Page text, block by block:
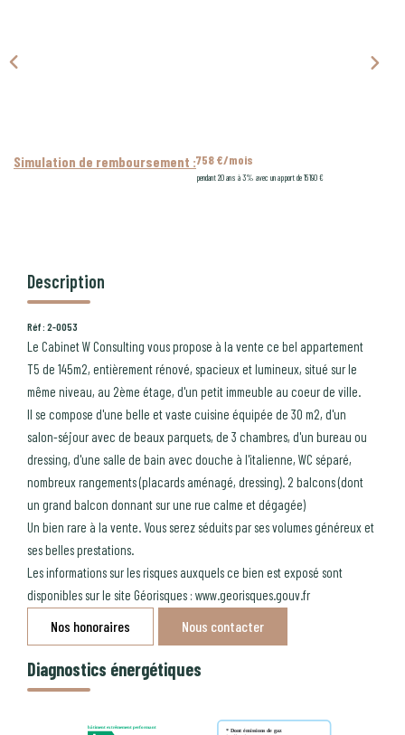
Simulation de remboursement :758 €/mois
pendant 20 ans à 3% avec un apport de 15 190 €
Description
Réf : 2-0053
Le Cabinet W Consulting vous propose à la vente ce bel appartement
T5 de 145m2, entièrement rénové, spacieux et lumineux, situé sur le
même niveau, au 2ème étage, d'un petit immeuble au coeur de ville.
Il se compose d'une belle et vaste cuisine équipée de 30 m2, d'un
salon-séjour avec de beaux parquets, de 3 chambres, d'un bureau ou
dressing, d'une salle de bain avec douche à l'italienne, WC séparé,
nombreux rangements (placards aménagé, dressing). 2 balcons (dont
un grand balcon donnant sur une rue calme et dégagée)
Un bien rare à la vente. Vous serez séduits par ses volumes généreux et
ses belles prestations.
Les informations sur les risques auxquels ce bien est exposé sont
disponibles sur le site Géorisques : www.georisques.gouv.fr
Nos honoraires Nous contacter
Diagnostics énergétiques